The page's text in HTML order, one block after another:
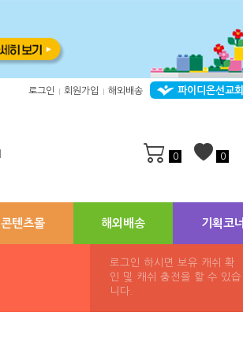
로그인 회원가입 해외배송 파이디온선교회
0 0
콘텐츠몰 해외배송 기획코너
로그인 하시면 보유 캐쉬 확
인 및 캐쉬 충전을 할 수 있습
니다.